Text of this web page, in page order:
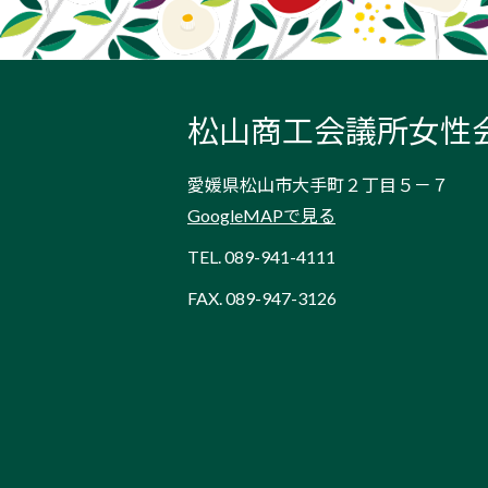
松山商工会議所女性
愛媛県松山市大手町２丁目５－７
GoogleMAPで見る
TEL. 089-941-4111
FAX. 089-947-3126